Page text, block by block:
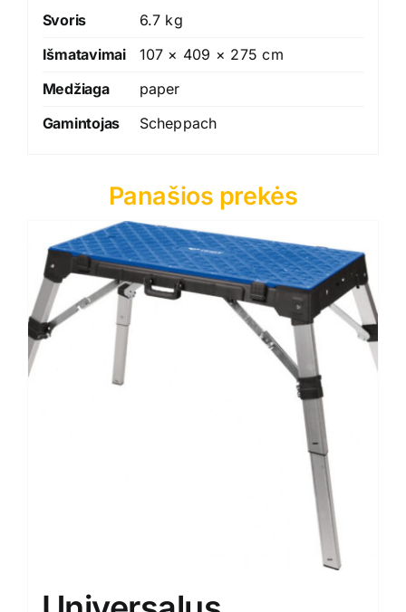
Svoris
6.7 kg
Išmatavimai
107 × 409 × 275 cm
Medžiaga
paper
Gamintojas
Scheppach
Panašios prekės